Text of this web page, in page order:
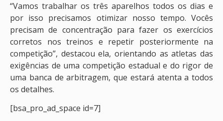
“Vamos trabalhar os três aparelhos todos os dias e
por isso precisamos otimizar nosso tempo. Vocês
precisam de concentração para fazer os exercícios
corretos nos treinos e repetir posteriormente na
competição”, destacou ela, orientando as atletas das
exigências de uma competição estadual e do rigor de
uma banca de arbitragem, que estará atenta a todos
os detalhes.
[bsa_pro_ad_space id=7]